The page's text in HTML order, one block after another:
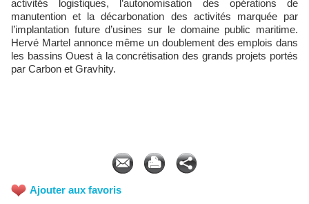
activités logistiques, l’autonomisation des opérations de
manutention et la décarbonation des activités marquée par
l’implantation future d’usines sur le domaine public maritime.
Hervé Martel annonce même un doublement des emplois dans
les bassins Ouest à la concrétisation des grands projets portés
par Carbon et Gravhity.
Ajouter aux favoris